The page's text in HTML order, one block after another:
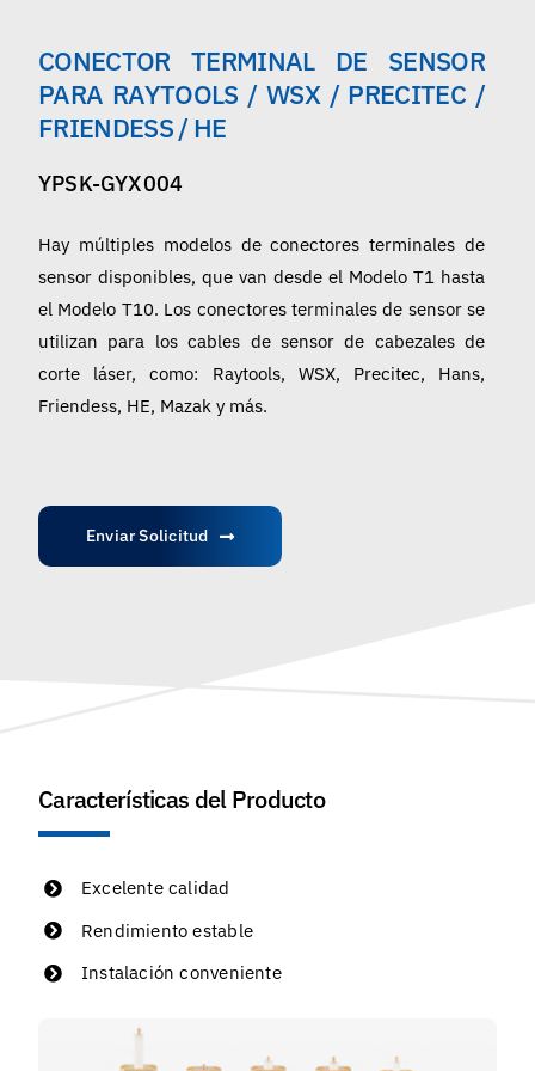
Español
CONECTOR TERMINAL DE SENSOR
PARA RAYTOOLS / WSX / PRECITEC /
FRIENDESS / HE
YPSK-GYX004
Hay múltiples modelos de conectores terminales de
sensor disponibles, que van desde el Modelo T1 hasta
el Modelo T10. Los conectores terminales de sensor se
utilizan para los cables de sensor de cabezales de
corte láser, como: Raytools, WSX, Precitec, Hans,
Friendess, HE, Mazak y más.
Enviar Solicitud
Características del Producto
Excelente calidad
Rendimiento estable
Instalación conveniente